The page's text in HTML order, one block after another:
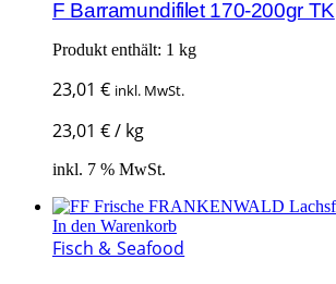
F Barramundifilet 170-200gr TK
Produkt enthält: 1 kg
23,01 € inkl. MwSt.
23,01 €/ kg
inkl. 7 % MwSt.
In den Warenkorb
Fisch & Seafood